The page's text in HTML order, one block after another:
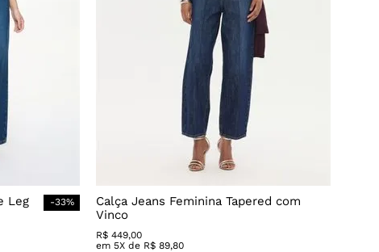
Leg
-33%
Calça Jeans Feminina Tapered com
Vinco
R$ 449,00
em 5X de R$ 89,80